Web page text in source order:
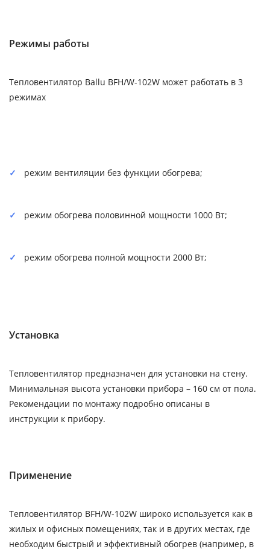
Режимы работы
Тепловентилятор Ballu BFH/W-102W может работать в 3
режимах
режим вентиляции без функции обогрева;
режим обогрева половинной мощности 1000 Вт;
режим обогрева полной мощности 2000 Вт;
Установка
Тепловентилятор предназначен для установки на стену.
Минимальная высота установки прибора – 160 см от пола.
Рекомендации по монтажу подробно описаны в
инструкции к прибору.
Применение
Тепловентилятор BFH/W-102W широко используется как в
жилых и офисных помещениях, так и в других местах, где
необходим быстрый и эффективный обогрев (например, в